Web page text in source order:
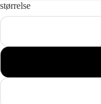
størrelse